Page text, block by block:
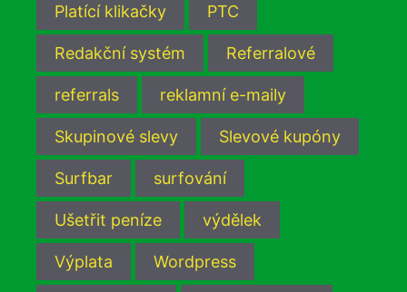
Platící klikačky PTC
Redakční systém Referralové
referrals reklamní e-maily
Skupinové slevy Slevové kupóny
Surfbar surfování
Ušetřit peníze výdělek
Výplata Wordpress